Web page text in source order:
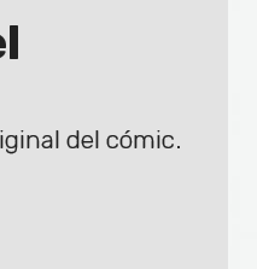
del cómic.